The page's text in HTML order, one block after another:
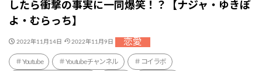
したら衝撃の事実に一同爆笑！？【ナジャ・ゆきぽ
よ・むらっち】
2022年11月14日 2022年11月9日 恋愛
Youtube Youtubeチャンネル コイラボ